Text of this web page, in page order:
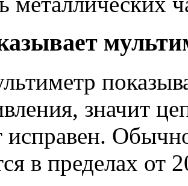
значит
исправен.
в пределах от